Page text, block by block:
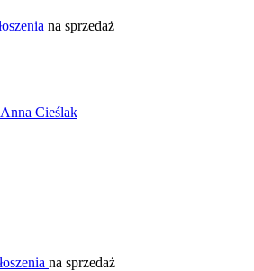
na sprzedaż
na sprzedaż